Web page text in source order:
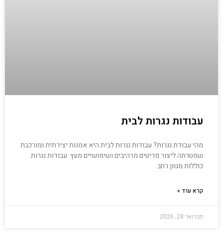
עבודות נגרות לבית
מהי עבודת נגרות? עבודות נגרות לבית היא אמנות יצירתית ומורכבת
שמטרתה ליצור פריטים מרהיבים ושימושיים מעץ. עבודות נגרות
כוללות מגוון רחב
קרא עוד »
פברואר 28, 2026